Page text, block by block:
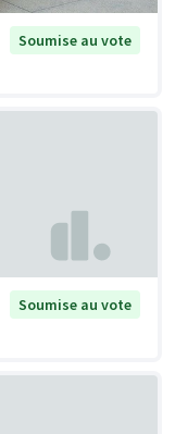
Soumise au vote
Soumise au vote